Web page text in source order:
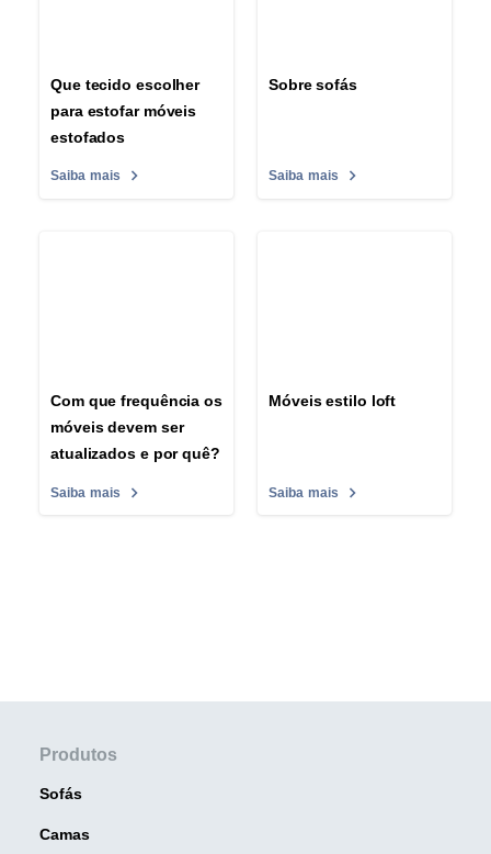
Que tecido escolher
para estofar móveis
estofados
Saiba mais
Sobre sofás
Saiba mais
Com que frequência os
móveis devem ser
atualizados e por quê?
Saiba mais
Móveis estilo loft
Saiba mais
Produtos
Sofás
Camas